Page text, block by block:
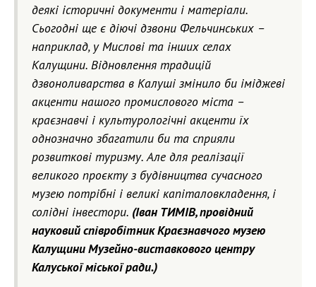
деякі історичні документи і матеріали.
Сьогодні ще є діючі дзвони Фельчинських –
наприклад, у Мислові та інших селах
Калущини. Відновлення традицій
дзвоноливарства в Калуші змінило би іміджеві
акценти нашого промислового міста –
краєзнавчі і культурологічні акценти їх
однозначно збагатили би та сприяли
розвиткові туризму. Але для реалізації
великого проєкту з будівництва сучасного
музею потрібні і великі капіталовкладення, і
солідні інвестори. (Іван ТИМІВ, провідний
науковий співробітник Краєзнавчого музею
Калущини Музейно-виставкового центру
Калуської міської ради.)